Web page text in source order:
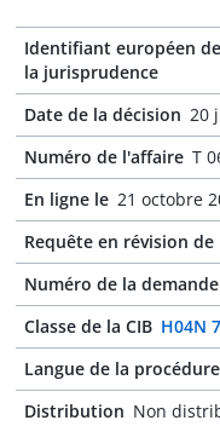
Identifiant européen de
la jurisprudence
Date de la décision 20
Numéro de l'affaire T
En ligne le 21 octobre
Requête en révision de
Numéro de la demande
Classe de la CIB H04N
Langue de la procédure
Distribution Non